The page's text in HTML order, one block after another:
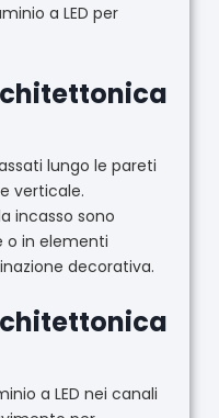
a LED per
lungo le pareti
verticale.
incasso sono
o in elementi
decorativa.
a LED nei canali